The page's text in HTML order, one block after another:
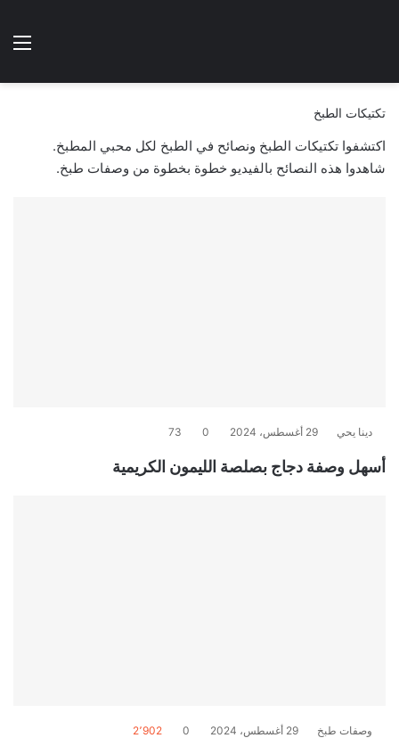
الوضع
تكتيكات الطبخ
اكتشفوا تكتيكات الطبخ ونصائح في الطبخ لكل محبي المطبخ.
شاهدوا هذه النصائح بالفيديو خطوة بخطوة من وصفات طبخ.
دينا يحي 29 أغسطس، 2024 0
73
أسهل وصفة دجاج بصلصة الليمون الكريمية
وصفات طبخ 29 أغسطس، 2024 0 2٬902